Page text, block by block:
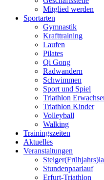
Mitglied werden
Sportarten
Gymnastik
Krafttraining
Laufen
Pilates
Qi Gong
Radwandern
Schwimmen
Sport und Spiel
Triathlon
Triathlon Kinder
Volleyball
Walking
Trainingszeiten
Aktuelles
Veranstaltungen
Stundenpaarlauf
Erfurt-Triathlon